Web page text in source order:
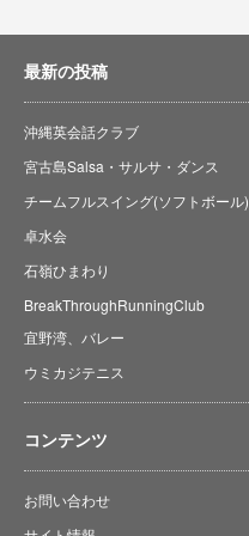
最新の投稿
沖縄英会話クラブ
宮古島Salsa・サルサ・ダンス
チームフルスイング(ソフトボール)
卓水会
石嶺ひまわり
BreakThroughRunningClub
宜野湾、バレー
ウミカジテニス
コンテンツ
お問い合わせ